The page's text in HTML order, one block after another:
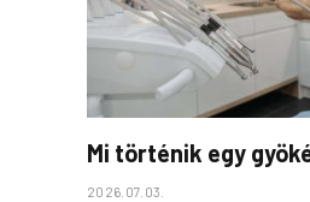
Mi történik egy
2026.07.03.